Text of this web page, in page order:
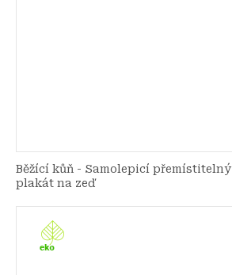
Běžící kůň - Samolepicí přemístitelný
plakát na zeď